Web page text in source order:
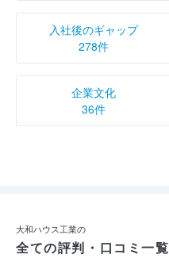
入社後のギャップ
278件
企業文化
36件
大和ハウス工業の
全ての評判・口コミ一覧